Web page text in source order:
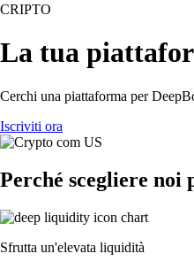
CRIPTO
La tua
Cerchi una piattaforma per
Iscriviti ora
Perché scegliere noi
Sfrutta un'elevata liquidità